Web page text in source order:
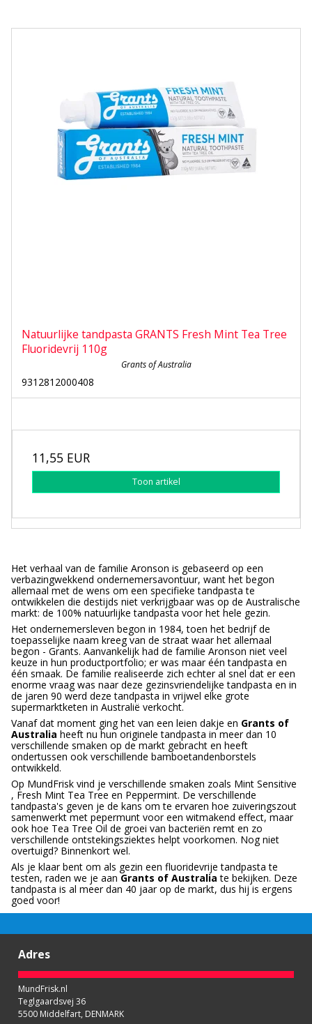
Natuurlijke tandpasta GRANTS Fresh Mint Tea Tree
Fluoridevrij 110g
Grants of Australia
9312812000408
11,55 EUR
Toon artikel
Het verhaal van de familie Aronson is gebaseerd op een
verbazingwekkend ondernemersavontuur, want het begon
allemaal met de wens om een specifieke tandpasta te
ontwikkelen die destijds niet verkrijgbaar was op de Australische
markt: de 100% natuurlijke tandpasta voor het hele gezin.
Het ondernemersleven begon in 1984, toen het bedrijf de
toepasselijke naam kreeg van de straat waar het allemaal
begon - Grants. Aanvankelijk had de familie Aronson niet veel
keuze in hun productportfolio; er was maar één tandpasta en
één smaak. De familie realiseerde zich echter al snel dat er een
enorme vraag was naar deze gezinsvriendelijke tandpasta en in
de jaren 90 werd deze tandpasta in vrijwel elke grote
supermarktketen in Australië verkocht.
Vanaf dat moment ging het van een leien dakje en Grants of
Australia heeft nu hun originele tandpasta in meer dan 10
verschillende smaken op de markt gebracht en heeft
ondertussen ook verschillende bamboetandenborstels
ontwikkeld.
Op MundFrisk vind je verschillende smaken zoals Mint Sensitive
, Fresh Mint Tea Tree en Peppermint. De verschillende
tandpasta's geven je de kans om te ervaren hoe zuiveringszout
samenwerkt met pepermunt voor een witmakend effect, maar
ook hoe Tea Tree Oil de groei van bacteriën remt en zo
verschillende ontstekingsziektes helpt voorkomen. Nog niet
overtuigd? Binnenkort wel.
Als je klaar bent om als gezin een fluoridevrije tandpasta te
testen, raden we je aan Grants of Australia te bekijken. Deze
tandpasta is al meer dan 40 jaar op de markt, dus hij is ergens
goed voor!
Adres
MundFrisk.nl
Teglgaardsvej 36
5500 Middelfart, DENMARK